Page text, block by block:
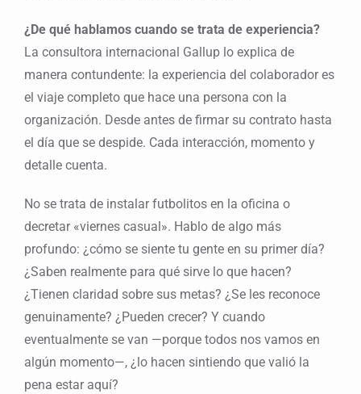
¿De qué hablamos cuando se trata de experiencia?
La consultora internacional Gallup lo explica de
manera contundente: la experiencia del colaborador es
el viaje completo que hace una persona con la
organización. Desde antes de firmar su contrato hasta
el día que se despide. Cada interacción, momento y
detalle cuenta.
No se trata de instalar futbolitos en la oficina o
decretar «viernes casual». Hablo de algo más
profundo: ¿cómo se siente tu gente en su primer día?
¿Saben realmente para qué sirve lo que hacen?
¿Tienen claridad sobre sus metas? ¿Se les reconoce
genuinamente? ¿Pueden crecer? Y cuando
eventualmente se van —porque todos nos vamos en
algún momento—, ¿lo hacen sintiendo que valió la
pena estar aquí?